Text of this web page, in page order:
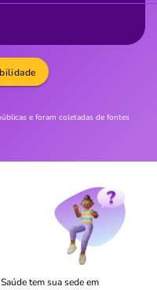
e foram coletadas de fontes
tem sua sede em